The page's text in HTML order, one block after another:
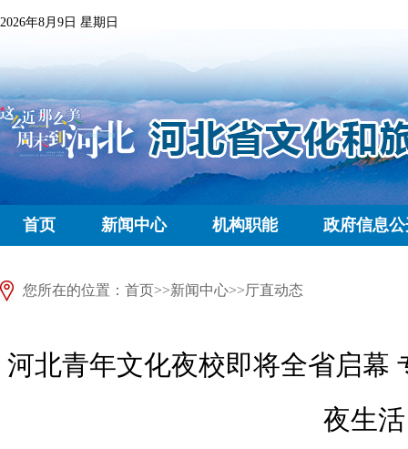
2026年8月9日 星期日
首页 新闻中心 机构职能 政府信息
您所在的位置： 首页>>新闻中心>>厅直动态
河北青年文化夜校即将全省启幕
夜生活